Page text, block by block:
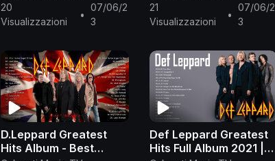
20
Visualizzazioni
•
07/06/2
3
21
Visualizzazioni
•
07/06/2
3
D.Leppard Greatest
Hits Album - Best
Def Leppard Greatest
Hits Full Album 2021 |